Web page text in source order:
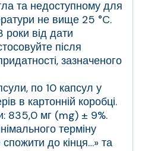
та недоступному для
не вище 25 °C.
роки від дати
після
зазначеного
по 10 капсул у
в картонній коробці.
835,0 мг (mg) ± 9%.
терміну
до кінця…» та